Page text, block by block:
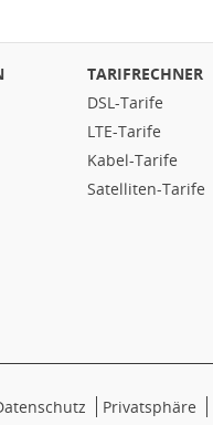
TARIFRECHNER
DSL-Tarife
LTE-Tarife
Kabel-Tarife
Satelliten-Tarife
Privatsphäre